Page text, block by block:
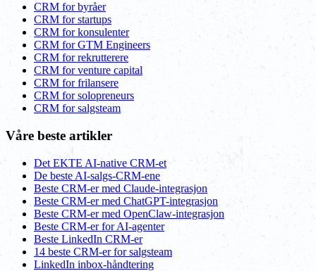
CRM for byråer
CRM for startups
CRM for konsulenter
CRM for GTM Engineers
CRM for rekrutterere
CRM for venture capital
CRM for frilansere
CRM for solopreneurs
CRM for salgsteam
Våre beste artikler
Det EKTE AI-native CRM-et
De beste AI-salgs-CRM-ene
Beste CRM-er med Claude-integrasjon
Beste CRM-er med ChatGPT-integrasjon
Beste CRM-er med OpenClaw-integrasjon
Beste CRM-er for AI-agenter
Beste LinkedIn CRM-er
14 beste CRM-er for salgsteam
LinkedIn inbox-håndtering